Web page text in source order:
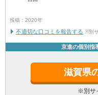
投稿：2020年
不適切な口コミを報告する ※別
京進の個別指
滋賀県
※別サ